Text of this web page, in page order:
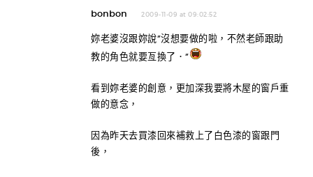
bonbon 2009-11-09 at 09:02:52
妳老婆沒跟妳說”沒想要做的啦，不然老師跟助
教的角色就要亙換了．”
看到妳老婆的創意，更加深我要將木屋的窗戶重
做的意念，
因為昨天去買漆回來補救上了白色漆的窗跟門
後，